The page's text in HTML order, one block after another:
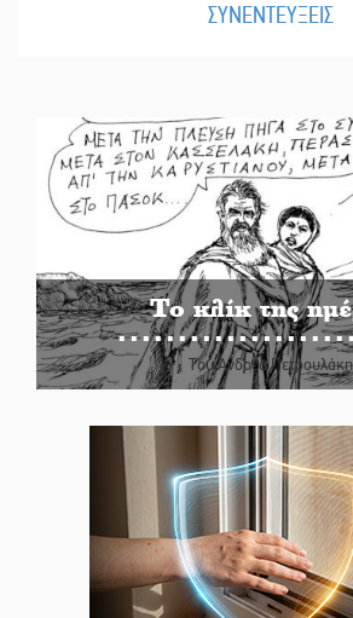
ΣΥΝΕΝΤΕΥΞΕΙΣ
Το κλίκ της
Του Ανδρέα Πετρουλάκη